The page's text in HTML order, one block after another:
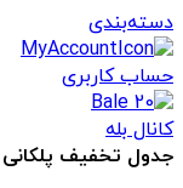
دسته‌بندی
حساب کاربری
کانال بله
جدول تخفیف پلکانی